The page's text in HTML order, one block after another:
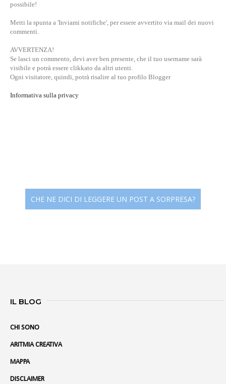
possibile!
Metti la spunta a 'Inviami notifiche', per essere avvertito via mail dei nuovi
commenti.
AVVERTENZA!
Se lasci un commento, devi aver ben presente, che il tuo username sarà
visibile e potrà essere clikkato da altri utenti.
Ogni visitatore, quindi, potrà risalire al tuo profilo Blogger
Informativa sulla privacy
CHE NE DICI DI LEGGERE UN POST A SORPRESA?
IL BLOG
CHI SONO
ARITMIA CREATIVA
MAPPA
DISCLAIMER